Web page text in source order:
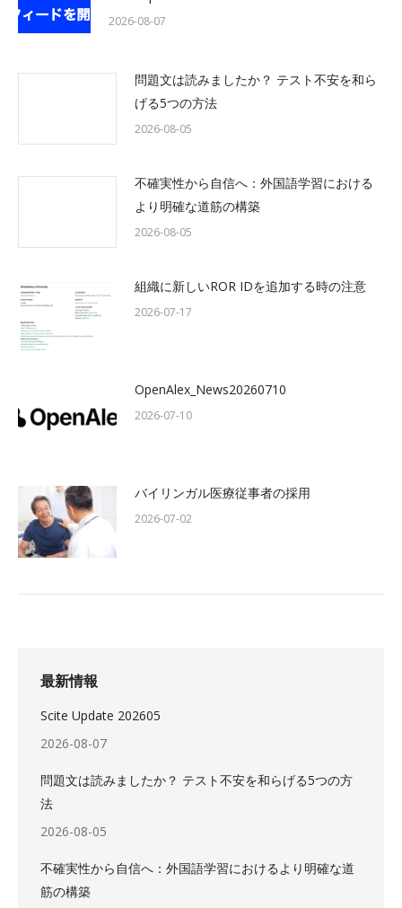
2026-08-07
問題文は読みましたか？ テスト不安を和ら
げる5つの方法
2026-08-05
不確実性から自信へ：外国語学習における
より明確な道筋の構築
2026-08-05
組織に新しいROR IDを追加する時の注意
2026-07-17
OpenAlex_News20260710
2026-07-10
バイリンガル医療従事者の採用
2026-07-02
最新情報
Scite Update 202605
2026-08-07
問題文は読みましたか？ テスト不安を和らげる5つの方
法
2026-08-05
不確実性から自信へ：外国語学習におけるより明確な道
筋の構築